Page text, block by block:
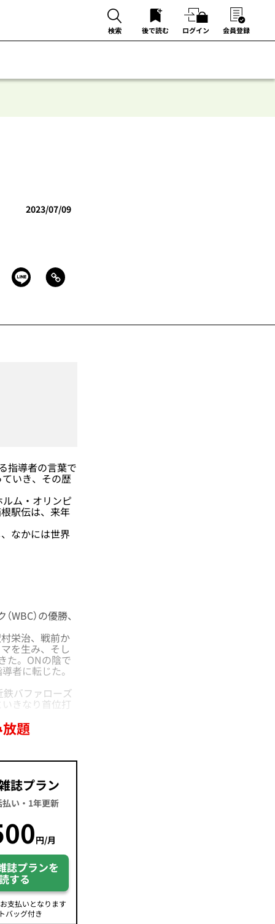
検索 後で読む ログイン 会員登録
2023/07/09
指導者の言葉で
いき、その歴
ム・オリンピ
駅伝は、来年
なかには世界
）の優勝、
栄治、戦前か
を生み、そし
た。ONの陰で
者に転じた。
バファローズ
きなり首位打
題
誌プラン
い・1年更新
円/月
誌プランを
する
支払いとなります
バッグ付き